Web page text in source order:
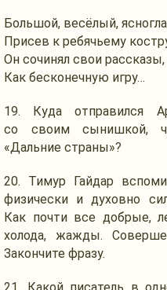
Большой, весёлый,
Присев к ребячьему
Он сочинял свои рассказы,
Какбесконечную игру…
19. Куда отправился
со своимсынишкой,
«Дальние страны»?
20. Тимур Гайдар
физически и духовно
Как почтивсе добрые,
холода, жажды.
Закончите фразу.